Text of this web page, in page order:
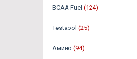
BCAA Fuel (124)
Testabol (25)
Амино (94)